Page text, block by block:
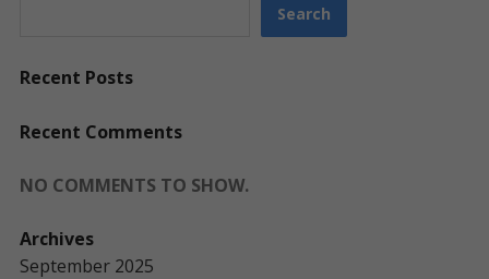
Search
Recent Posts
Recent Comments
NO COMMENTS TO SHOW.
Archives
September 2025